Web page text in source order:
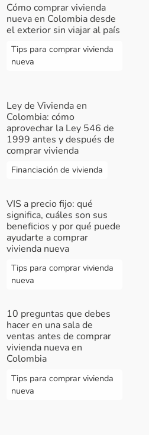
Cómo comprar vivienda
nueva en Colombia desde
el exterior sin viajar al país
Tips para comprar vivienda
nueva
Ley de Vivienda en
Colombia: cómo
aprovechar la Ley 546 de
1999 antes y después de
comprar vivienda
Financiación de vivienda
VIS a precio fijo: qué
significa, cuáles son sus
beneficios y por qué puede
ayudarte a comprar
vivienda nueva
Tips para comprar vivienda
nueva
10 preguntas que debes
hacer en una sala de
ventas antes de comprar
vivienda nueva en
Colombia
Tips para comprar vivienda
nueva